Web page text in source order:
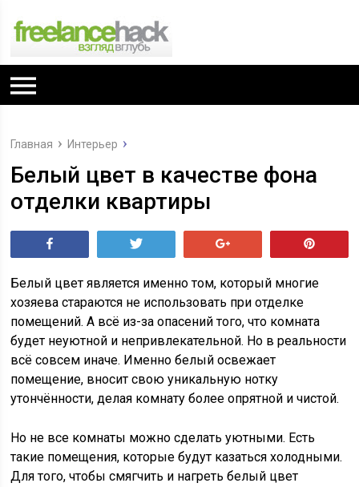
Главная Интерьер
Белый цвет в качестве фона
отделки квартиры
Белый цвет является именно том, который многие
хозяева стараются не использовать при отделке
помещений. А всё из-за опасений того, что комната
будет неуютной и непривлекательной. Но в реальности
всё совсем иначе. Именно белый освежает
помещение, вносит свою уникальную нотку
утончённости, делая комнату более опрятной и чистой.
Но не все комнаты можно сделать уютными. Есть
такие помещения, которые будут казаться холодными.
Для того, чтобы смягчить и нагреть белый цвет